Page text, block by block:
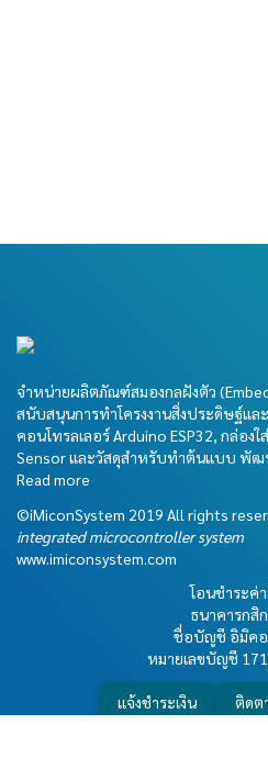
จำหน่ายผลิตภัณฑ์สมองกลฝังตัว
สนับสนุนการทำโครงงานสิ่งประดิษฐ์แล
คอนโทรลเลอร์ Arduino ESP32, กล่อง
Sensor และวัสดุสำหรับทำต้นแบบ พัฒ
Read more
©iMiconSystem 2019 All rights
integrated microcontroller system
www.imiconsystem.com
โอนชำระค่
ธนาคารกสิ
ชื่อบัญชี อิมิคอ
หมายเลขบัญชี
แจ้งชำระเงิน ติดต